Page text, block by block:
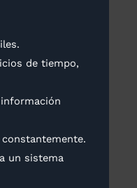
de tiempo,
un sistema